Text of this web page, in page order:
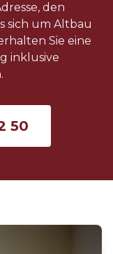
den
sich um Altbau
Sie eine
inklusive
50